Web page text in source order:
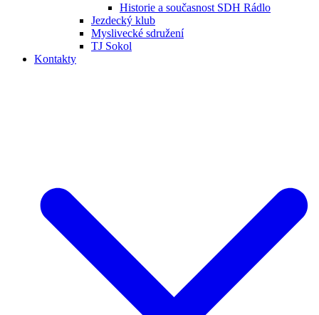
Historie a současnost SDH Rádlo
Jezdecký klub
Myslivecké sdružení
TJ Sokol
Kontakty